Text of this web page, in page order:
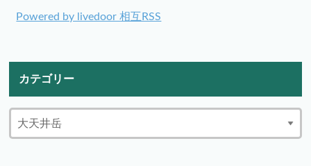
Powered by livedoor 相互RSS
カテゴリー